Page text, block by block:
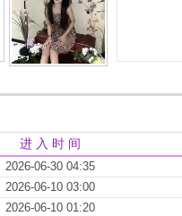
进 入 时 间
2026-06-30 04:35
2026-06-10 03:00
2026-06-10 01:20